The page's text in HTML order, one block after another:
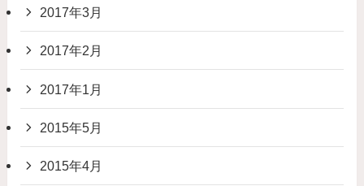
2017年3月
2017年2月
2017年1月
2015年5月
2015年4月